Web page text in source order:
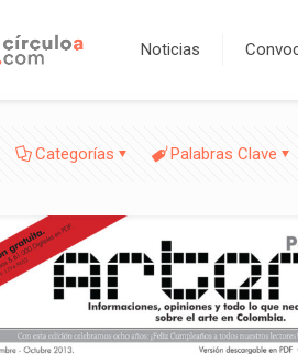
Noticias
Categorías Palabras Clave